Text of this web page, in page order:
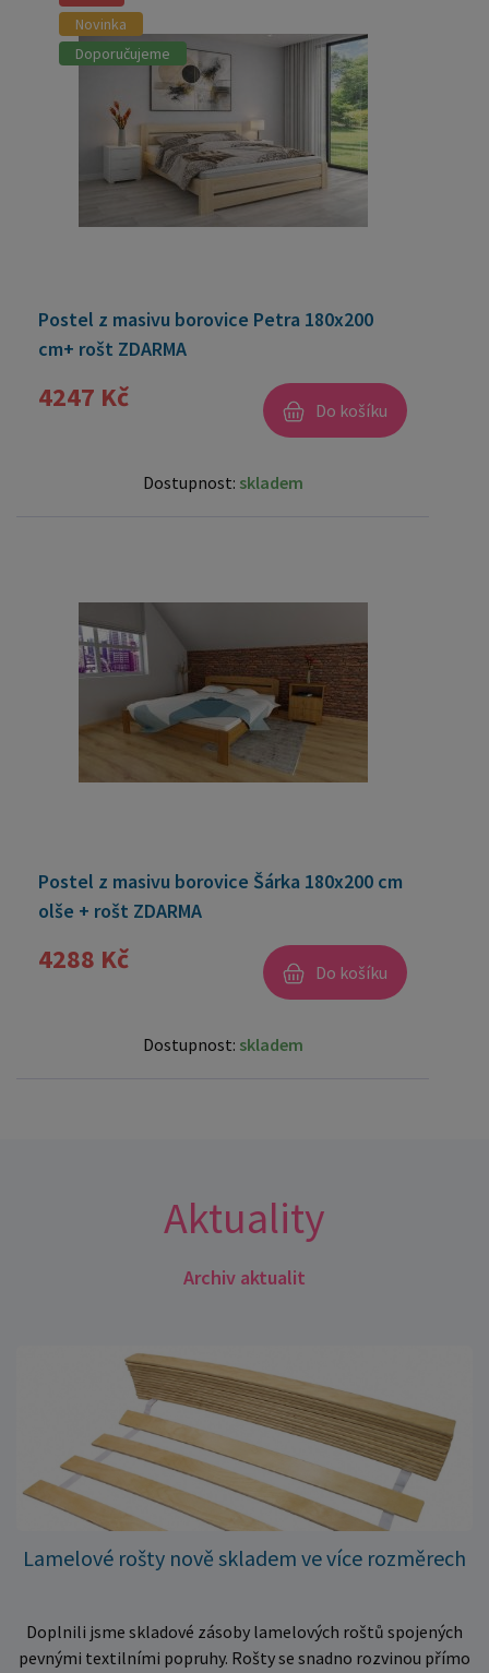
Novinka
Doporučujeme
Postel z masivu borovice Petra 180x200
cm+ rošt ZDARMA
4247 Kč Do košíku
Dostupnost: skladem
Postel z masivu borovice Šárka 180x200 cm
olše + rošt ZDARMA
4288 Kč Do košíku
Dostupnost: skladem
Aktuality
Archiv aktualit
Lamelové rošty nově skladem ve více rozměrech
Doplnili jsme skladové zásoby lamelových roštů spojených
pevnými textilními popruhy. Rošty se snadno rozvinou přímo